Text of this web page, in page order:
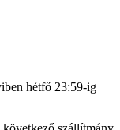
hétfő 23:59-ig